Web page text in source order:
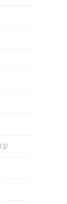
(3)